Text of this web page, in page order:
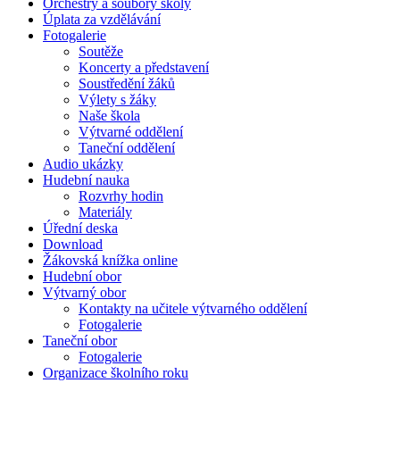
Úplata za vzdělávání
Fotogalerie
Soutěže
Koncerty a představení
Soustředění žáků
Výlety s žáky
Naše škola
Výtvarné oddělení
Taneční oddělení
Audio ukázky
Hudební nauka
Rozvrhy hodin
Materiály
Úřední deska
Download
Žákovská knížka online
Hudební obor
Výtvarný obor
Kontakty na učitele výtvarného oddělení
Fotogalerie
Taneční obor
Fotogalerie
Organizace školního roku